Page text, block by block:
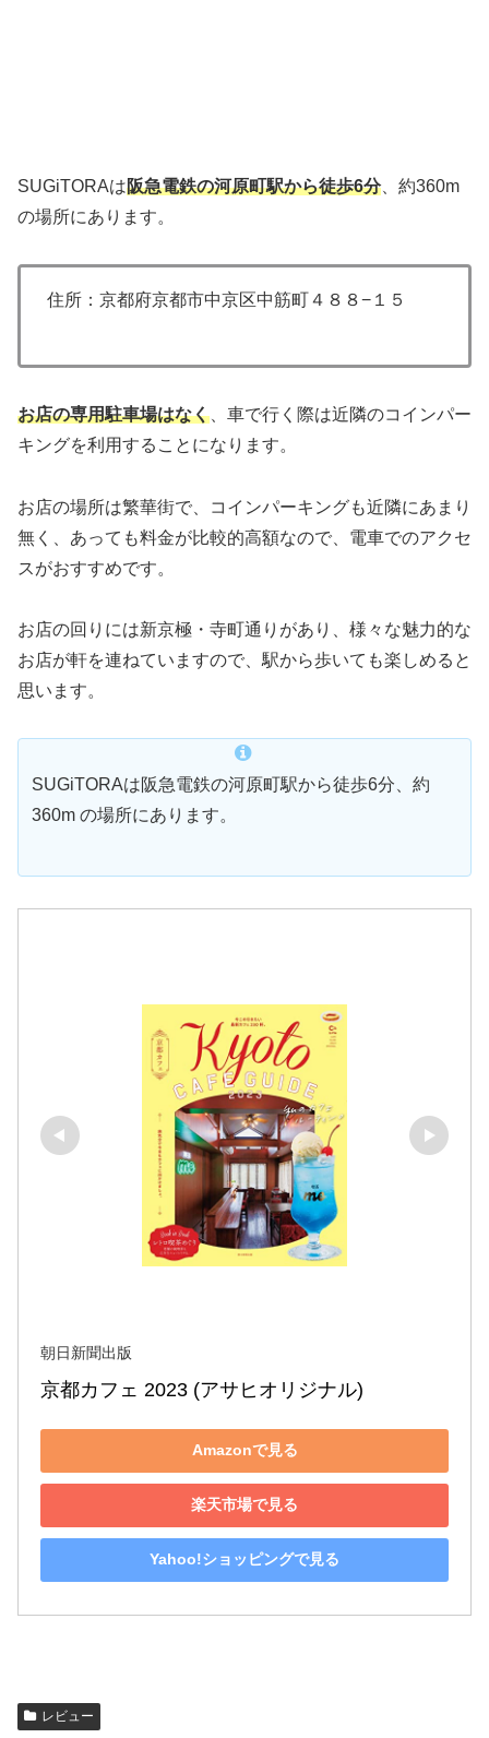
SUGiTORAは阪急電鉄の河原町駅から徒歩6分、約360m
の場所にあります。
住所：京都府京都市中京区中筋町４８８−１５
お店の専用駐車場はなく 、車で行く際は近隣のコインパー
キングを利用することになります。
お店の場所は繁華街で、コインパーキングも近隣にあまり
無く、あっても料金が比較的高額なので、電車でのアクセ
スがおすすめです。
お店の回りには新京極・寺町通りがあり、様々な魅力的な
お店が軒を連ねていますので、駅から歩いても楽しめると
思います。
SUGiTORAは阪急電鉄の河原町駅から徒歩6分、約
360m の場所にあります。
朝日新聞出版
京都カフェ 2023 (アサヒオリジナル)
Amazonで見る
楽天市場で見る
Yahoo!ショッピングで見る
レビュー